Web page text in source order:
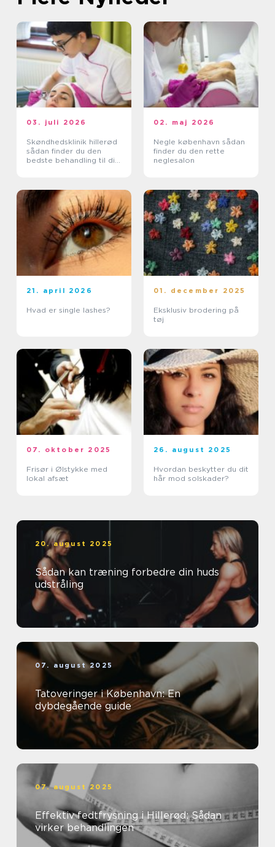
03. juli 2026
Skøndhedsklinik hillerød
sådan finder du den
bedste behandling til din
02. maj 2026
Negle københavn sådan
finder du den rette
neglesalon
21. april 2026
Hvad er single lashes?
01. december 2025
Eksklusiv brodering på
tøj
07. oktober 2025
Frisør i Ølstykke med
lokal afsæt
26. august 2025
Hvordan beskytter du dit
hår mod solskader?
20. august 2025
Sådan kan træning forbedre din huds
udstråling
07. august 2025
Tatoveringer i København: En
dybdegående guide
07. august 2025
Effektiv fedtfrysning i Hillerød: Sådan
virker behandlingen